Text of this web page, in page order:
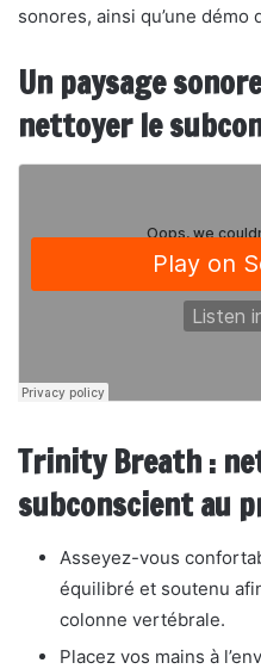
sonores, ainsi qu’une démo
Un paysage
nettoyer le
Trinity Breath :
subconscient au
Asseyez-vous
équilibré et soutenu
colonne vertébrale.
Placez vos mains à